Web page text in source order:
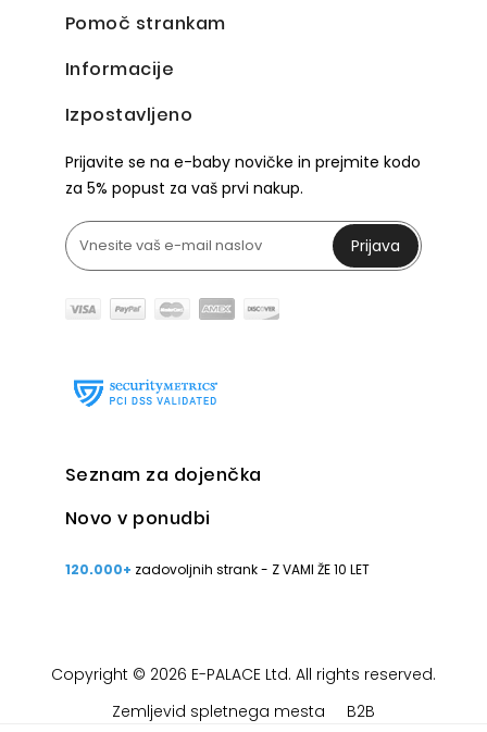
Pomoč strankam
Informacije
Izpostavljeno
Prijavite se na e-baby novičke in prejmite kodo
za 5% popust za vaš prvi nakup.
Prijava
Seznam za dojenčka
Novo v ponudbi
120.000+ zadovoljnih strank - Z VAMI ŽE 10 LET
Copyright © 2026 E-PALACE Ltd. All rights reserved.
B2B
Zemljevid spletnega mesta